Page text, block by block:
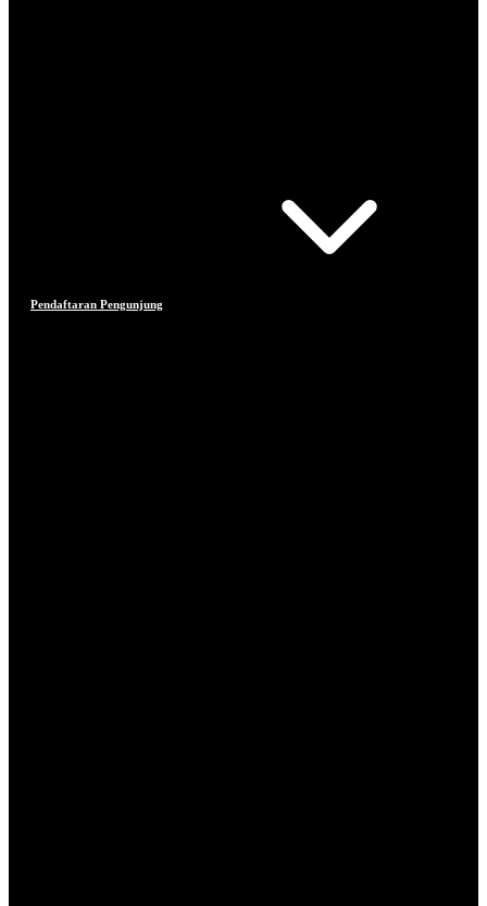
Pendaftaran Pengunjung